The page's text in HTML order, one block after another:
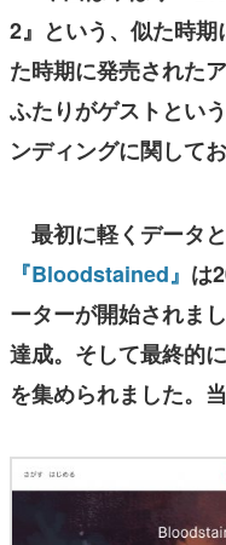
2』という、似た時
た時期に発売された
ふたりがゲストとい
ンディングに関して
最初に軽くデータ
『Bloodstained』 は
ーターが開始されま
達成。そして最終的
を集められました。